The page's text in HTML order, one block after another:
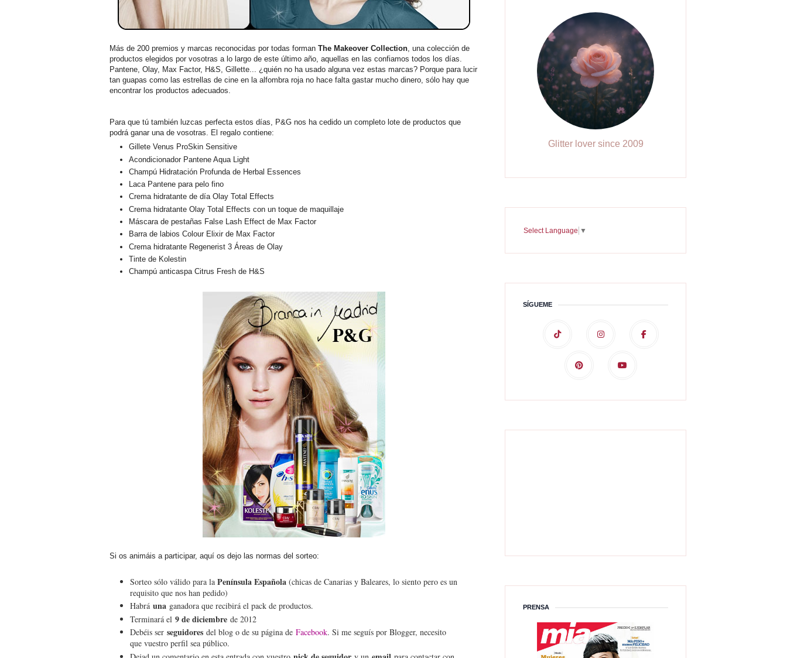
Más de 200 premios y marcas reconocidas por todas forman The Makeover Collection , una colección de
productos elegidos por vosotras a lo largo de este último año, aquellas en las confiamos todos los días.
Pantene, Olay, Max Factor, H&S, Gillette... ¿quién no ha usado alguna vez estas marcas? Porque para lucir
tan guapas como las estrellas de cine en la alfombra roja no hace falta gastar mucho dinero, sólo hay que
encontrar los productos adecuados.
Para que tú también luzcas perfecta estos días, P&G nos ha cedido un completo lote de productos que
podrá ganar una de vosotras. El regalo contiene:
Gillete Venus ProSkin Sensitive
Acondicionador Pantene Aqua Light
Champú Hidratación Profunda de Herbal Essences
Laca Pantene para pelo fino
Crema hidratante de día Olay Total Effects
Crema hidratante Olay Total Effects con un toque de maquillaje
Máscara de pestañas False Lash Effect de Max Factor
Barra de labios Colour Elixir de Max Factor
Crema hidratante Regenerist 3 Áreas de Olay
Tinte de Kolestin
Champú anticaspa Citrus Fresh de H&S
Si os animáis a participar, aquí os dejo las normas del sorteo:
Sorteo sólo válido para la Península Española (chicas de Canarias y Baleares, lo siento pero es un
requisito que nos han pedido)
Habrá una ganadora que recibirá el pack de productos.
Terminará el 9 de diciembre de 2012
Debéis ser seguidores del blog o de su página de Facebook. Si me seguís por Blogger, necesito
que vuestro perfil sea público.
Glitter lover since 2009
Select Language ▼
SÍGUEME
PRENSA